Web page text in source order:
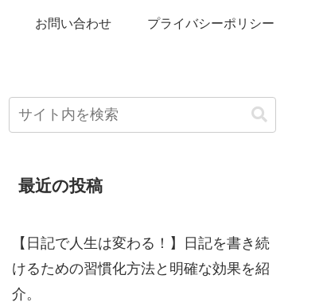
お問い合わせ プライバシーポリシー
最近の投稿
【日記で人生は変わる！】日記を書き続
けるための習慣化方法と明確な効果を紹
介。